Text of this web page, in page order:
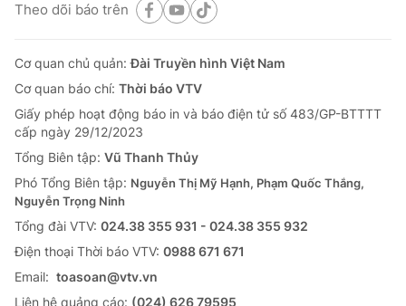
Theo dõi báo trên
Cơ quan chủ quản:Đài Truyền hình Việt Nam
Cơ quan báo chí: Thời báo VTV
Giấy phép hoạt động báo in và báo điện tử số 483/GP-BTTTT
cấp ngày 29/12/2023
Tổng Biên tập: Vũ Thanh Thủy
Phó Tổng Biên tập: Nguyễn Thị Mỹ Hạnh, Phạm Quốc Thắng,
Nguyễn Trọng Ninh
Tổng đài VTV: 024.38 355 931 - 024.38 355 932
Ðiện thoại Thời báo VTV: 0988 671 671
Email: toasoan@vtv.vn
Liên hệ quảng cáo: (024) 626 79595